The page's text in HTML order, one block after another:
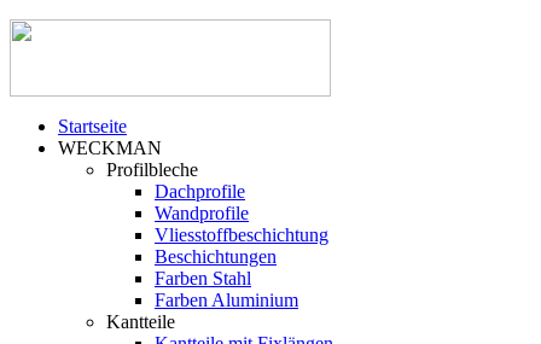
Startseite
WECKMAN
Profilbleche
Dachprofile
Wandprofile
Vliesstoffbeschichtung
Beschichtungen
Farben Stahl
Farben Aluminium
Kantteile